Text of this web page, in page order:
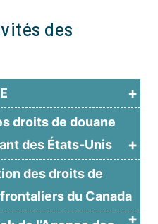
des
droits de douane
des États-Unis
des droits de
du Canada